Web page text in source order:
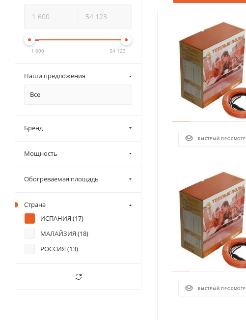
БЫСТРЫЙ ПРОСМОТР
БЫСТРЫЙ ПРОСМОТР
1 600 54 123
Наши предложения
Все
Бренд
Мощность
Обогреваемая площадь
Страна
ИСПАНИЯ (17)
МАЛАЙЗИЯ (18)
РОССИЯ (13)